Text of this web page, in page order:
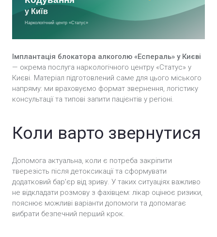
Кодування методом гiпноза у Києві
Розкодування у Києві
Кодування від алкоголю в стаціонарі у Києві
Термінове кодування від алкоголізму у Києві
Безпечне кодування від алкоголізму у Києві
Анонімне кодування від алкоголізму у Києві
Вшивання ампули від алкоголізму (Підшивка) у
Києві
Кодування Препаратом «Аквілонг» у Києві
Імплантація блокатора алкоголю «Еспераль» у Києві
— окрема послуга наркологічного центру «Статус» у
Києві. Матеріал підготовлений саме для цього міського
напряму: ми враховуємо формат звернення, логістику
консультації та типові запити пацієнтів у регіоні.
Коли варто звернутися
Допомога актуальна, коли є потреба закріпити
тверезість після детоксикації та сформувати
додатковий барʼєр від зриву. У таких ситуаціях важливо
не відкладати розмову з фахівцем: лікар оцінює ризики,
пояснює можливі варіанти допомоги та допомагає
вибрати безпечний перший крок.